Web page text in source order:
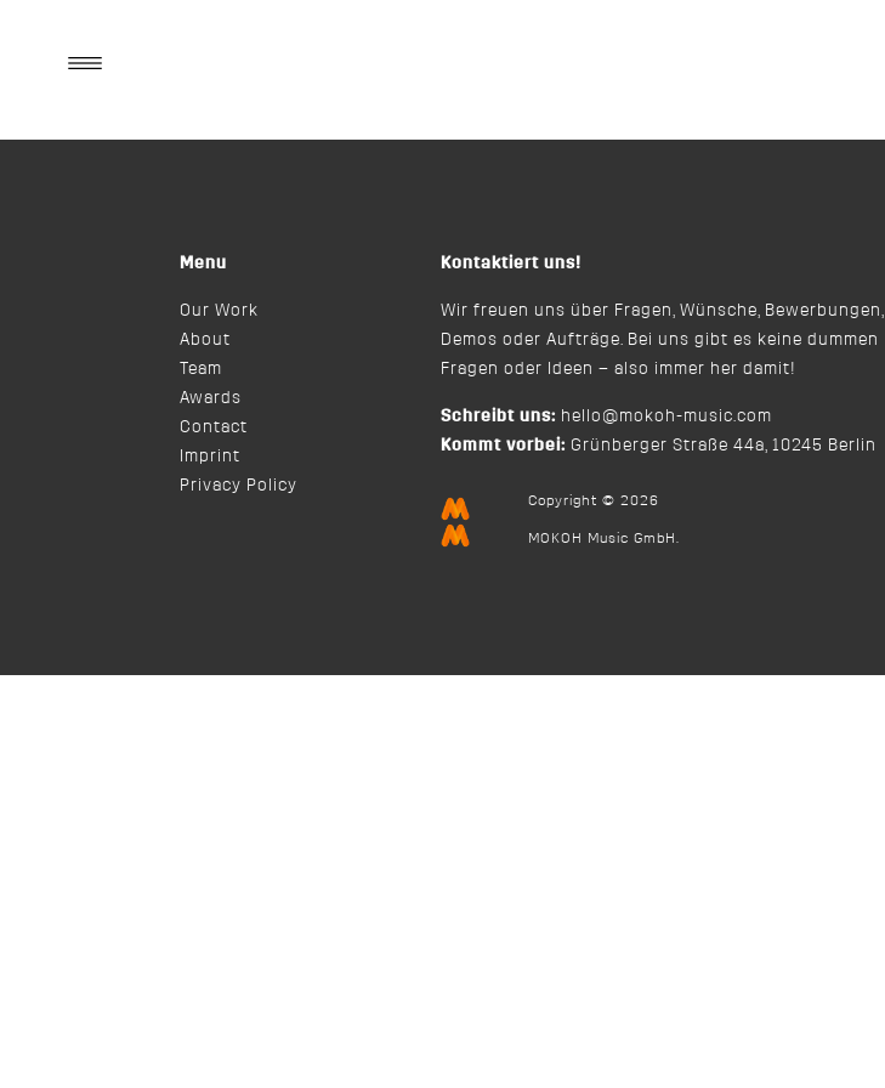
Menu
Our Work
About
Team
Awards
Contact
Imprint
Privacy Policy
Kontaktiert uns!
Wir freuen uns über Fragen, Wünsche, Bewerbungen,
Demos oder Aufträge. Bei uns gibt es keine dummen
Fragen oder Ideen – also immer her damit!
Schreibt uns: hello@mokoh-music.com
Kommt vorbei: Grünberger Straße 44a, 10245 Berlin
Copyright © 2026
MOKOH Music GmbH.